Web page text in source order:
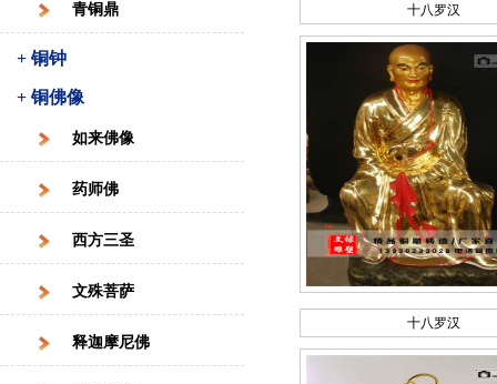
青铜鼎
+ 铜钟
+ 铜佛像
如来佛像
药师佛
西方三圣
文殊菩萨
释迦摩尼佛
十八罗汉
十八罗汉